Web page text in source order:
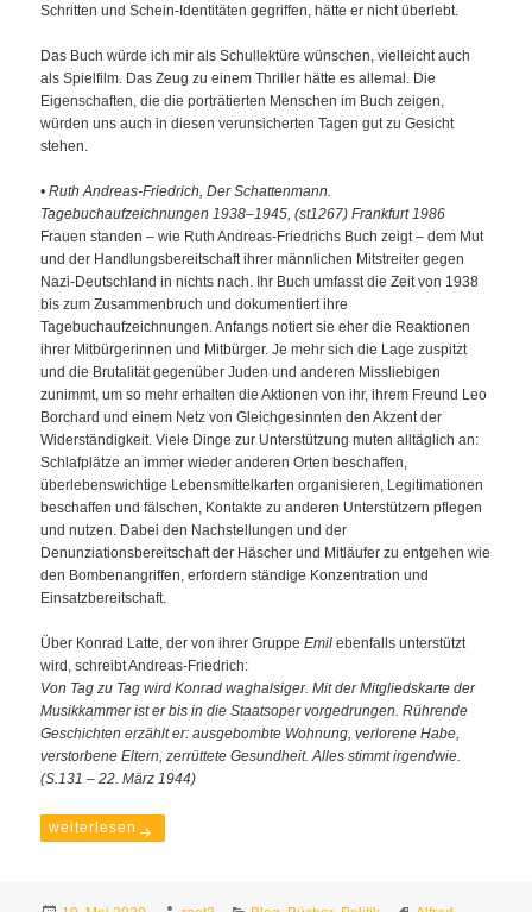
Schritten und Schein-Identitäten gegriffen, hätte er nicht überlebt.
Das Buch würde ich mir als Schullektüre wünschen, vielleicht auch
als Spielfilm. Das Zeug zu einem Thriller hätte es allemal. Die
Eigenschaften, die die porträtierten Menschen im Buch zeigen,
würden uns auch in diesen verunsicherten Tagen gut zu Gesicht
stehen.
• Ruth Andreas-Friedrich, Der Schattenmann.
Tagebuchaufzeichnungen 1938–1945, (st1267) Frankfurt 1986
Frauen standen – wie Ruth Andreas-Friedrichs Buch zeigt – dem Mut
und der Handlungsbereitschaft ihrer männlichen Mitstreiter gegen
Nazi-Deutschland in nichts nach. Ihr Buch umfasst die Zeit von 1938
bis zum Zusammenbruch und dokumentiert ihre
Tagebuchaufzeichnungen. Anfangs notiert sie eher die Reaktionen
ihrer Mitbürgerinnen und Mitbürger. Je mehr sich die Lage zuspitzt
und die Brutalität gegenüber Juden und anderen Missliebigen
zunimmt, um so mehr erhalten die Aktionen von ihr, ihrem Freund Leo
Borchard und einem Netz von Gleichgesinnten den Akzent der
Widerständigkeit. Viele Dinge zur Unterstützung muten alltäglich an:
Schlafplätze an immer wieder anderen Orten beschaffen,
überlebenswichtige Lebensmittelkarten organisieren, Legitimationen
beschaffen und fälschen, Kontakte zu anderen Unterstützern pflegen
und nutzen. Dabei den Nachstellungen und der
Denunziationsbereitschaft der Häscher und Mitläufer zu entgehen wie
den Bombenangriffen, erfordern ständige Konzentration und
Einsatzbereitschaft.
Über Konrad Latte, der von ihrer GruppeEmil ebenfalls unterstützt
wird, schreibt Andreas-Friedrich:
Von Tag zu Tag wird Konrad waghalsiger. Mit der Mitgliedskarte der
Musikkammer ist er bis in die Staatsoper vorgedrungen. Rührende
Geschichten erzählt er: ausgebombte Wohnung, verlorene Habe,
verstorbene Eltern, zerrüttete Gesundheit. Alles stimmt irgendwie.
(S.131 – 22. März 1944)
Überleben im Nazi-Reich. Wie jüdische Deutsche der Shoah
weiterlesen